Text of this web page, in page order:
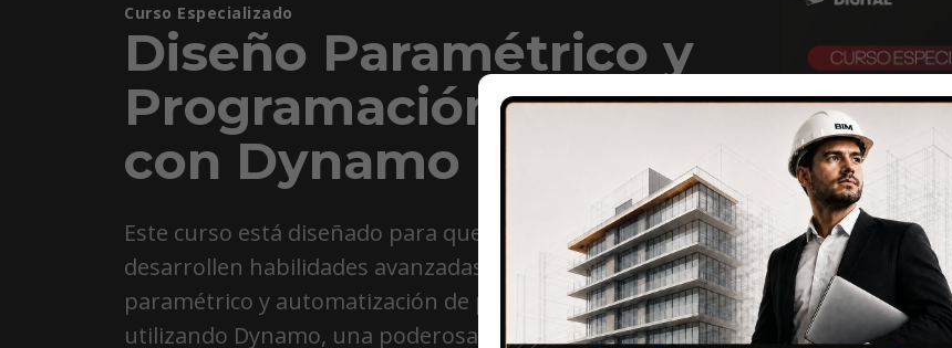
Curso Especializado
Diseño Paramétrico y
Programación Visual
con Dynamo
Este curso está diseñado para que los estudiantes
desarrollen habilidades avanzadas en diseño
paramétrico y automatización de procesos BIM
utilizando Dynamo, una poderosa herramienta que